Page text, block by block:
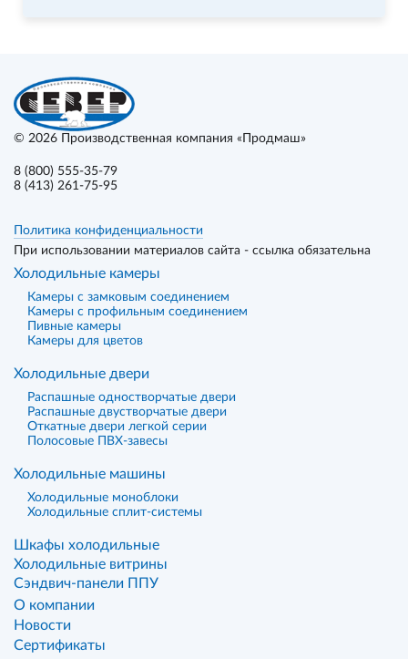
© 2026 Производственная компания «Продмаш»
8 (800) 555-35-79
8 (413) 261-75-95
Политика конфиденциальности
При использовании материалов сайта - ссылка обязательна
Холодильные камеры
Камеры с замковым соединением
Камеры с профильным соединением
Пивные камеры
Камеры для цветов
Холодильные двери
Распашные одностворчатые двери
Распашные двустворчатые двери
Откатные двери легкой серии
Полосовые ПВХ-завесы
Холодильные машины
Холодильные моноблоки
Холодильные сплит-системы
Шкафы холодильные
Холодильные витрины
Сэндвич-панели ППУ
О компании
Новости
Сертификаты